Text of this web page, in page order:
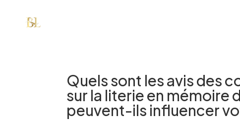
Quels sont les avis des
sur la literie en mémoire
peuvent-ils influencer